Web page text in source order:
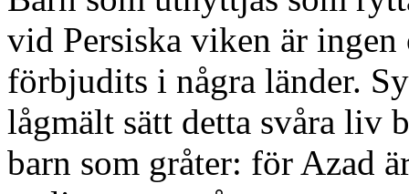
vid Persiska viken är
förbjudits i några länder.
lågmält sätt detta svåra liv
barn som gråter: för Azad